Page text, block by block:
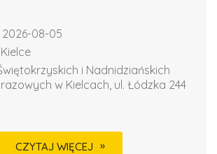
2026-08-05
Kielce
i Nadnidziańskich
w Kielcach, ul. Łódzka 244
CZYTAJ WIĘCEJ